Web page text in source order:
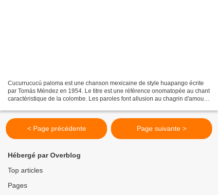
Cucurrucucú paloma est une chanson mexicaine de style huapango écrite
par Tomás Méndez en 1954. Le titre est une référence onomatopée au chant
caractéristique de la colombe. Les paroles font allusion au chagrin d'amour.
< Page précédente Page suivante >
Hébergé par Overblog
Top articles
Pages